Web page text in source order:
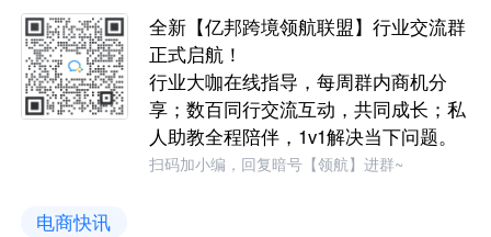
全新【亿邦跨境领航联盟】行业交流群
正式启航！
行业大咖在线指导，每周群内商机分
享；数百同行交流互动，共同成长；私
人助教全程陪伴，1v1解决当下问题。
扫码加小编，回复暗号【领航】进群~
电商快讯